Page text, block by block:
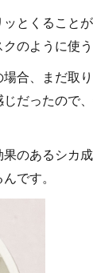
とくること
のように使
合、まだ取
だったので
のあるシカ
です。